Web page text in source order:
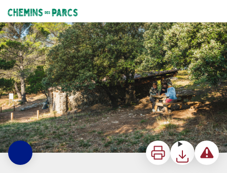
Chemins des Parcs
Jas de Frédéric - ©Florine Tournier
ImprimerTéléchargerSignaler